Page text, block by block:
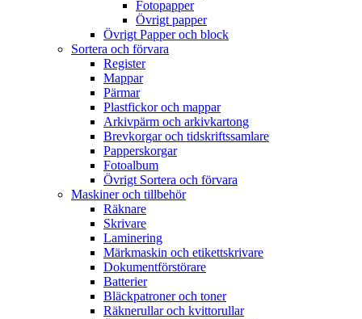
Fotopapper
Övrigt papper
Övrigt Papper och block
Sortera och förvara
Register
Mappar
Pärmar
Plastfickor och mappar
Arkivpärm och arkivkartong
Brevkorgar och tidskriftssamlare
Papperskorgar
Fotoalbum
Övrigt Sortera och förvara
Maskiner och tillbehör
Räknare
Skrivare
Laminering
Märkmaskin och etikettskrivare
Dokumentförstörare
Batterier
Bläckpatroner och toner
Räknerullar och kvittorullar